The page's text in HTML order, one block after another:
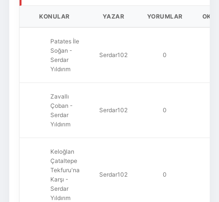
KONULAR YAZAR YORUMLAR
Patates İle
Soğan -
Serdar
Yıldırım
Serdar102 0
Zavallı
Çoban -
Serdar
Yıldırım
Serdar102 0
Keloğlan
Çataltepe
Tekfuru'na
Karşı -
Serdar
Yıldırım
Serdar102 0